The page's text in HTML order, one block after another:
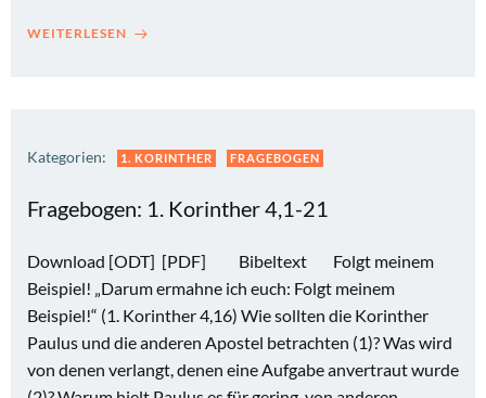
WEITERLESEN
Kategorien: 1. KORINTHER FRAGEBOGEN
Fragebogen: 1. Korinther 4,1-21
Download [ODT] [PDF] Bibeltext Folgt meinem
Beispiel! „Darum ermahne ich euch: Folgt meinem
Beispiel!“ (1. Korinther 4,16) Wie sollten die Korinther
Paulus und die anderen Apostel betrachten (1)? Was wird
von denen verlangt, denen eine Aufgabe anvertraut wurde